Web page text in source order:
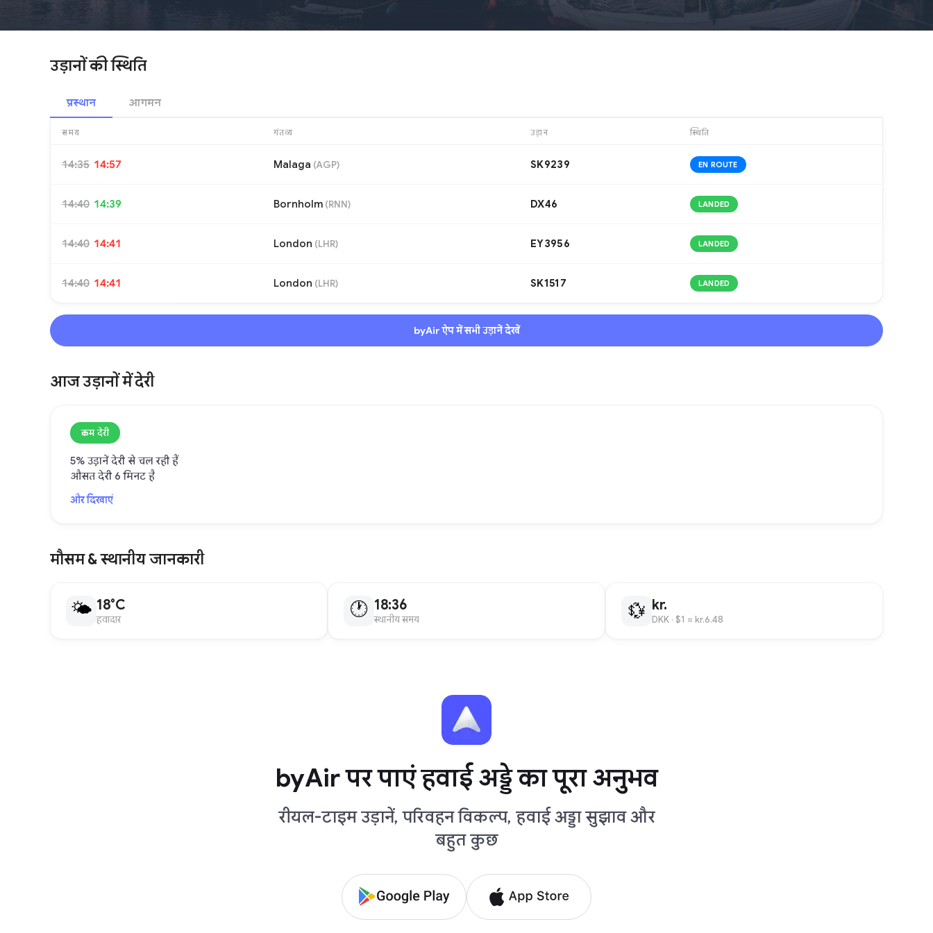
उड़ानों की स्थिति
प्रस्थान आगमन
समय गंतव्य उड़ान स्थिति
14:35 14:57 Malaga (AGP) SK9239 EN ROUTE
14:40 14:39 Bornholm (RNN) DX46 LANDED
14:40 14:41 London (LHR) EY3956 LANDED
14:40 14:41 London (LHR) SK1517 LANDED
byAir ऐप में सभी उड़ानें देखें
आज उड़ानों में देरी
कम देरी
5% उड़ानें देरी से चल रही हैं
औसत देरी 6 मिनट है
और दिखाएं
मौसम & स्थानीय जानकारी
🌤 18°C
हवादार 🕐 18:36
स्थानीय समय 💱 kr.
DKK · $1 = kr.6.48
byAir पर पाएं हवाई अड्डे का पूरा अनुभव
रीयल-टाइम उड़ानें, परिवहन विकल्प, हवाई अड्डा सुझाव और
बहुत कुछ